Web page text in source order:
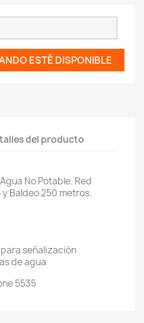
ESTÉ DISPONIBLE
del producto
No Potable. Red
Baldeo 250 metros.
señalización
de agua
5535